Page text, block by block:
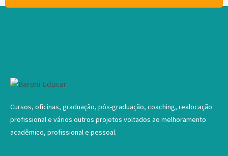
Cursos, oficinas, graduação, pós-graduação, coaching, realocação
profissional e vários outros projetos voltados ao melhoramento
acadêmico, profissional e pessoal.